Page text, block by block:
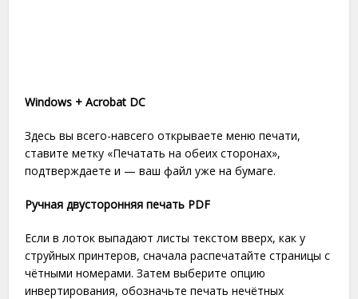
Windows + Acrobat DC
Здесь вы всего-навсего открываете меню печати,
ставите метку «Печатать на обеих сторонах»,
подтверждаете и — ваш файл уже на бумаге.
Ручная двусторонняя печать PDF
Если в лоток выпадают листы текстом вверх, как у
струйных принтеров, сначала распечатайте страницы с
чётными номерами. Затем выберите опцию
инвертирования, обозначьте печать нечётных